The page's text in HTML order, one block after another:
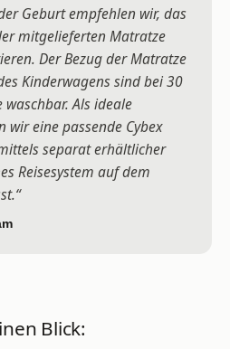
Geburt empfehlen wir, das
mitgelieferten Matratze
Der Bezug der Matratze
Kinderwagens sind bei 30
Als ideale
wir eine passende Cybex
separat erhältlicher
Reisesystem auf dem
Blick: